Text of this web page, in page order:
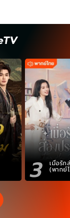
3 เมื่อรัก
(พากย์